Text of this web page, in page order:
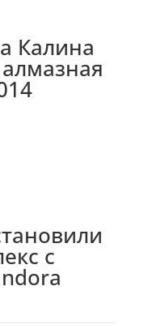
Калина
с